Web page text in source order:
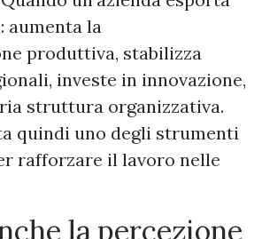
aumenta la
produttiva, stabilizza
investe in innovazione,
struttura organizzativa.
quindi uno degli strumenti
rafforzare il lavoro nelle
la percezione